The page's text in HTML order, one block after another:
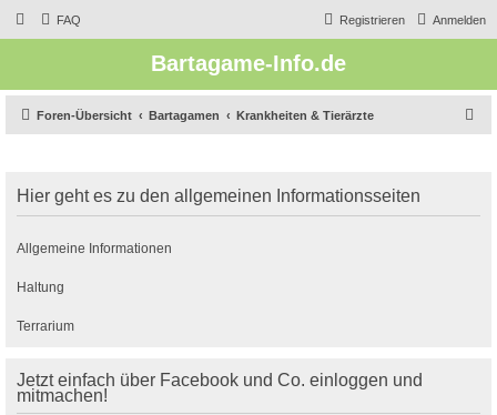
FAQ Anmelden
Registrieren
Bartagame-Info.de
Foren-Übersicht Bartagamen Krankheiten & Tierärzte
e
Hier geht es zu den allgemeinen Informationsseiten
Allgemeine Informationen
Haltung
Terrarium
Jetzt einfach über Facebook und Co. einloggen und
mitmachen!